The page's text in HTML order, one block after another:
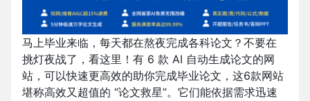
马上毕业来临，每天都在熬夜完成各科论文？不要在
挑灯夜战了，看这里！有 6 款 AI 自动生成论文的网
站，可以快速更高效的助你完成毕业论文，这6款网站
堪称高效又超值的 “论文救星”。它们能依据需求迅速